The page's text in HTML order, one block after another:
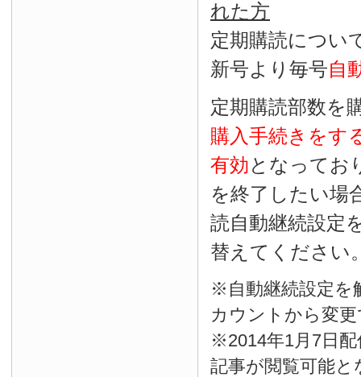
れた方
定期購読につい
新号より毎号自
定期購読部数を
購入手続きをす
有効となってお
を終了したい場
読自動継続設定
替えてください
※自動継続設定を
カウントから変
※2014年1月7日
記事が閲覧可能